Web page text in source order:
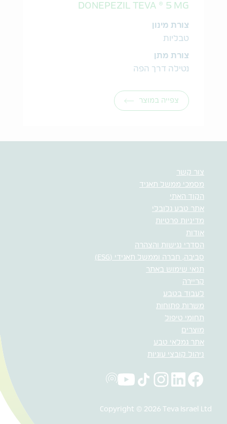
DONEPEZIL TEVA ® 5 MG
צורת מינון
טבליות
צורת מתן
נטילה דרך הפה
צפייה במוצר
צור קשר
מסמכי ממשל תאגיד
הקוד האתי
אתר טבע גלובלי
מדיניות פרטיות
אודות
הסדרי נגישות והצהרה
סביבה, חברה וממשל תאגידי (ESG)
תנאי שימוש באתר
קריירה
לעבוד בטבע
משרות פתוחות
תחומי טיפול
מוצרים
אתר גמלאי טבע
ניהול קובצי עוגיות
Copyright © 2026 Teva Israel Ltd